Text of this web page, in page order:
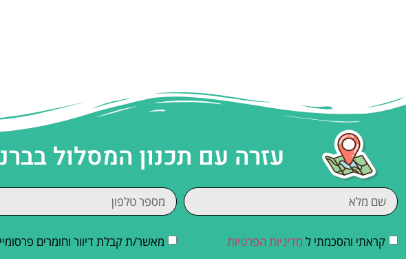
עזרה עם תכנון המסלול
קראתי והסכמתי ל מדיניות הפרטיות מאשר/ת קבלת דיוור וחומרים